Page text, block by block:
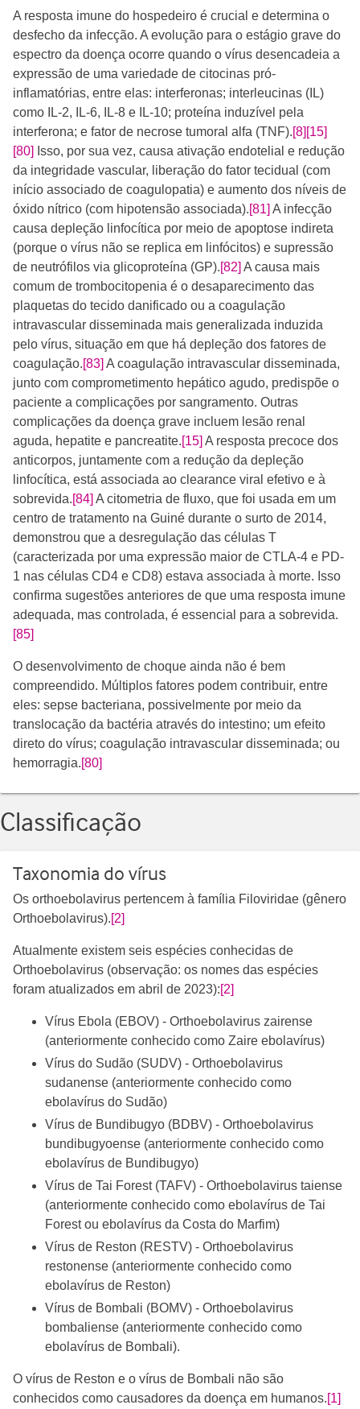
A resposta imune do hospedeiro é crucial e determina o
desfecho da infecção. A evolução para o estágio grave do
espectro da doença ocorre quando o vírus desencadeia a
expressão de uma variedade de citocinas pró-
inflamatórias, entre elas: interferonas; interleucinas (IL)
como IL-2, IL-6, IL-8 e IL-10; proteína induzível pela
interferona; e fator de necrose tumoral alfa (TNF).[8] [15]
[80] Isso, por sua vez, causa ativação endotelial e redução
da integridade vascular, liberação do fator tecidual (com
início associado de coagulopatia) e aumento dos níveis de
óxido nítrico (com hipotensão associada).[81] A infecção
causa depleção linfocítica por meio de apoptose indireta
(porque o vírus não se replica em linfócitos) e supressão
de neutrófilos via glicoproteína (GP).[82] A causa mais
comum de trombocitopenia é o desaparecimento das
plaquetas do tecido danificado ou a coagulação
intravascular disseminada mais generalizada induzida
pelo vírus, situação em que há depleção dos fatores de
coagulação.[83] A coagulação intravascular disseminada,
junto com comprometimento hepático agudo, predispõe o
paciente a complicações por sangramento. Outras
complicações da doença grave incluem lesão renal
aguda, hepatite e pancreatite.[15] A resposta precoce dos
anticorpos, juntamente com a redução da depleção
linfocítica, está associada ao clearance viral efetivo e à
sobrevida.[84] A citometria de fluxo, que foi usada em um
centro de tratamento na Guiné durante o surto de 2014,
demonstrou que a desregulação das células T
(caracterizada por uma expressão maior de CTLA-4 e PD-
1 nas células CD4 e CD8) estava associada à morte. Isso
confirma sugestões anteriores de que uma resposta imune
adequada, mas controlada, é essencial para a sobrevida.
[85]
O desenvolvimento de choque ainda não é bem
compreendido. Múltiplos fatores podem contribuir, entre
eles: sepse bacteriana, possivelmente por meio da
translocação da bactéria através do intestino; um efeito
direto do vírus; coagulação intravascular disseminada; ou
hemorragia.[80]
Classificação
Taxonomia do vírus
Os orthoebolavirus pertencem à família Filoviridae (gênero
Orthoebolavirus).[2]
Atualmente existem seis espécies conhecidas de
Orthoebolavirus (observação: os nomes das espécies
foram atualizados em abril de 2023):[2]
Vírus Ebola (EBOV) - Orthoebolavirus zairense
(anteriormente conhecido como Zaire ebolavírus)
Vírus do Sudão (SUDV) - Orthoebolavirus
sudanense (anteriormente conhecido como
ebolavírus do Sudão)
Vírus de Bundibugyo (BDBV) - Orthoebolavirus
bundibugyoense (anteriormente conhecido como
ebolavírus de Bundibugyo)
Vírus de Tai Forest (TAFV) - Orthoebolavirus taiense
(anteriormente conhecido como ebolavírus de Tai
Forest ou ebolavírus da Costa do Marfim)
Vírus de Reston (RESTV) - Orthoebolavirus
restonense (anteriormente conhecido como
ebolavírus de Reston)
Vírus de Bombali (BOMV) - Orthoebolavirus
bombaliense (anteriormente conhecido como
ebolavírus de Bombali).
O vírus de Reston e o vírus de Bombali não são
conhecidos como causadores da doença em humanos.[1]